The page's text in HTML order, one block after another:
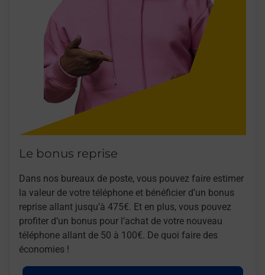
Le bonus reprise
Dans nos bureaux de poste, vous pouvez faire estimer
la valeur de votre téléphone et bénéficier d’un bonus
reprise allant jusqu’à 475€. Et en plus, vous pouvez
profiter d’un bonus pour l’achat de votre nouveau
téléphone allant de 50 à 100€. De quoi faire des
économies !